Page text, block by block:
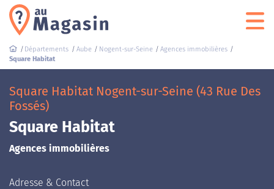
Départements Aube Nogent-sur-Seine
Agences immobilières
Square Habitat
Square Habitat Nogent-sur-Seine (43 Rue Des
Fossés)
Square Habitat
Agences immobilières
Adresse & Contact